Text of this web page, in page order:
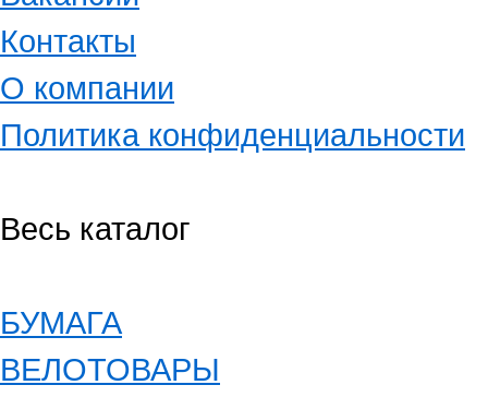
Контакты
О компании
Политика конфиденциальности
Весь каталог
БУМАГА
ВЕЛОТОВАРЫ